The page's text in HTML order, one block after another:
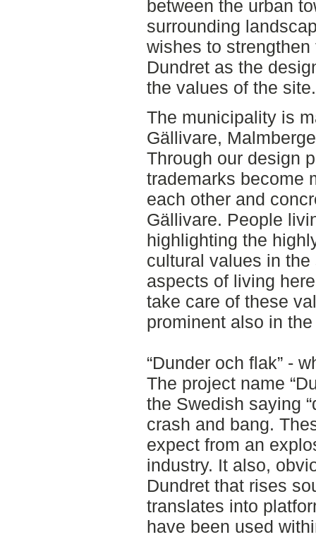
between the urban
surrounding
wishes to
Dundret as the
the values of the site.
The municipality is
Gällivare,
Through our design
trademarks become
each other and
Gällivare. People
highlighting the
cultural values in
aspects of living
take care of these
prominent also in
“Dunder och flak” -
The project name
the Swedish saying
crash and bang.
expect from an
industry. It also,
Dundret that rises
translates into
have been used